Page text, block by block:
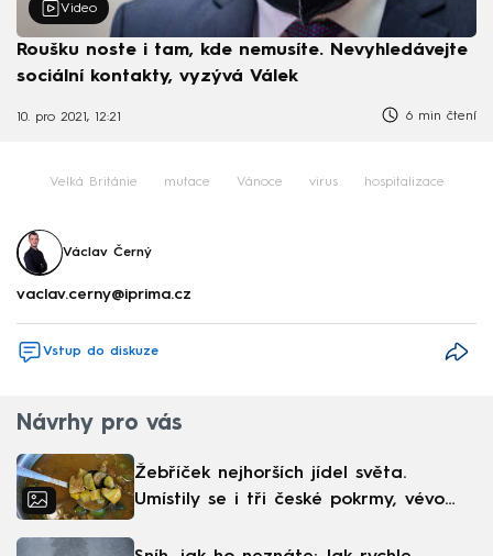
Video
Roušku noste i tam, kde nemusíte. Nevyhledávejte
sociální kontakty, vyzývá Válek
10. pro 2021, 12:21 6 min čtení
Velká Británie mutace Vánoce virus hospitalizace
Václav Černý
vaclav.cerny@iprima.cz
Vstup do diskuze
Návrhy pro vás
Žebříček nejhorších jídel světa.
Umístily se i tři české pokrmy, vévodí